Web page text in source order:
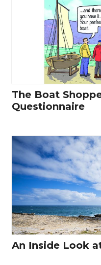
The Boat
Questionnaire
An Inside Look